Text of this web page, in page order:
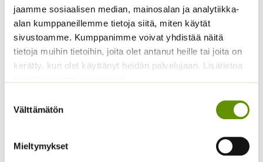
jaamme sosiaalisen median, mainosalan ja analytiikka-
alan kumppaneillemme tietoja siitä, miten käytät
sivustoamme. Kumppanimme voivat yhdistää näitä
tietoja muihin tietoihin, joita olet antanut heille tai joita on
kerätty, kun olet käyttänyt heidän palvelujaan. Lisätietoa
valinta
Välttämätön
Mieltymykset
Kiinanasteri Benary’s
Princess
Sisältää arvonlisäveron